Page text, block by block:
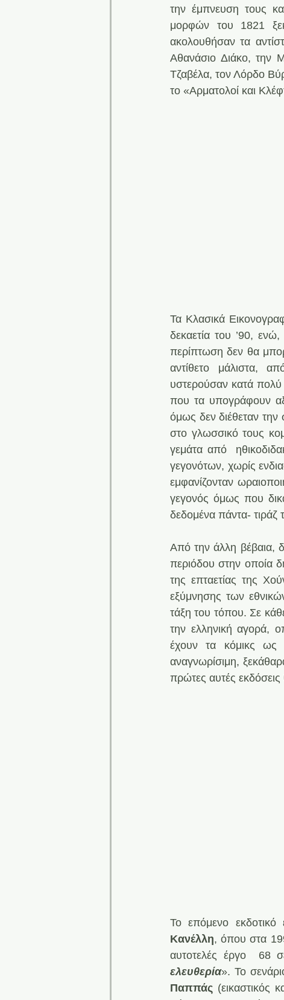
την έμπνευση τους
μορφών του 1821
ακολουθήσαν τα
Αθανάσιο Διάκο, την
Τζαβέλα, τον Λόρδο
το «Αρματολοί και
Τα Κλασικά
δεκαετία του ’90,
περίπτωση δεν θα
αντίθετο μάλιστα,
υστερούσαν κατά πολύ
που τα υπογράφουν
όμως δεν διέθεταν την
στο γλωσσικό τους
γεμάτα από
γεγονότων, χωρίς
εμφανίζονταν
γεγονός όμως που
δεδομένα πάντα-
Από την άλλη βέβαια,
περιόδου στην οποία
της επταετίας της
εξύμνησης των
τάξη του τόπου. Σε
την ελληνική αγορά,
έχουν τα κόμικς ως
αναγνωρίσιμη,
πρώτες αυτές εκδόσεις
Το επόμενο εκδοτικό
Κανέλλη, όπου στα
αυτοτελές έργο  68
ελευθερία». Το
Παππάς (εικαστικός